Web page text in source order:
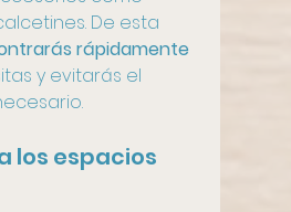
De esta
rápidamente
y evitarás el
los espacios